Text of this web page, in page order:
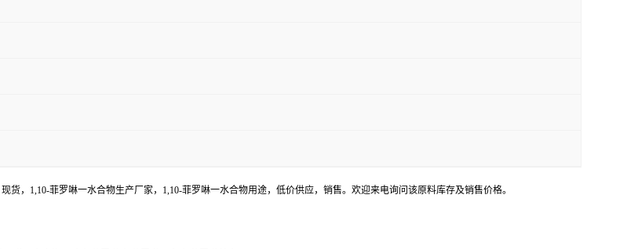
，1,10-菲罗啉一水合物生产厂家，1,10-菲罗啉一水合物用途，低价供应，销售。欢迎来电询问该原料库存及销售价格。